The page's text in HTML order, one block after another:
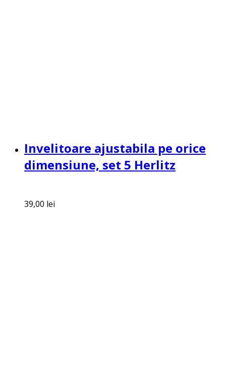
Invelitoare ajustabila pe orice
dimensiune, set 5 Herlitz
39,00 lei